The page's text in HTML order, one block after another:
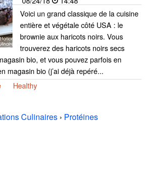
Voici un grand classique de la cuisine
entière et végétale côté USA : le
brownie aux haricots noirs. Vous
trouverez des haricots noirs secs
bio, et vous pouvez parfois en
magasin bio (j’ai déjà repéré...
Healthy
Culinaires › Protéines